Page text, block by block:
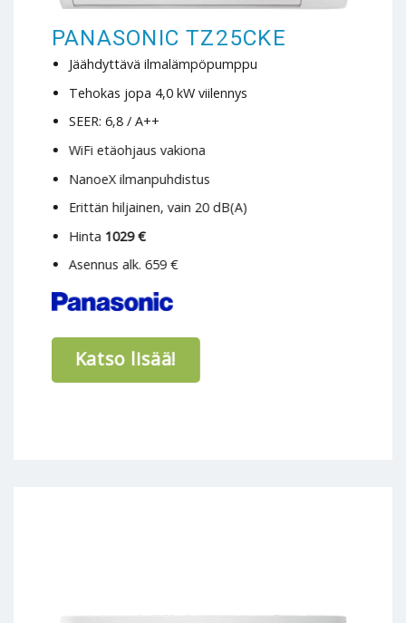
PANASONIC TZ25CKE
Jäähdyttävä ilmalämpöpumppu
Tehokas jopa 4,0 kW viilennys
SEER: 6,8 / A++
WiFi etäohjaus vakiona
NanoeX ilmanpuhdistus
Erittän hiljainen, vain 20 dB(A)
Hinta 1029 €
Asennus alk. 659 €
Katso lisää!